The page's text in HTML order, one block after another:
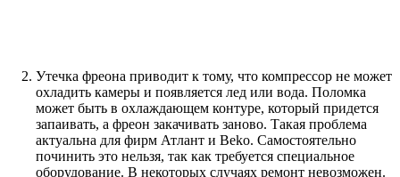
Утечка фреона приводит к тому, что компрессор не может
охладить камеры и появляется лед или вода. Поломка
может быть в охлаждающем контуре, который придется
запаивать, а фреон закачивать заново. Такая проблема
актуальна для фирм Атлант и Beko. Самостоятельно
починить это нельзя, так как требуется специальное
оборудование. В некоторых случаях ремонт невозможен.